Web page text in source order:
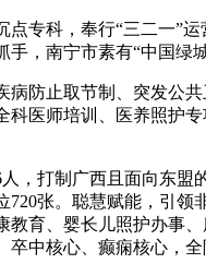
科，奉行“三二一”运
，南宁市素有“中国
止取节制、突发公共
医师培训、医养照护
打制广西且面向东盟
张。聪慧赋能，引
教育、婴长儿照护办事
中核心、癫痫核心，